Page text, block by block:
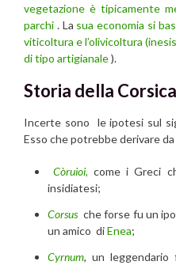
vegetazione è tipicamente
parchi . La sua economia si
viticoltura e l’olivicoltura
di tipo artigianale).
Storia della Corsica
Incerte sono le ipotesi sul
Esso che potrebbe derivare da
Còruioi, come i Greci
insidiatesi;
Corsus che forse fu un
un amico diEnea;
Cyrnum, un leggendario